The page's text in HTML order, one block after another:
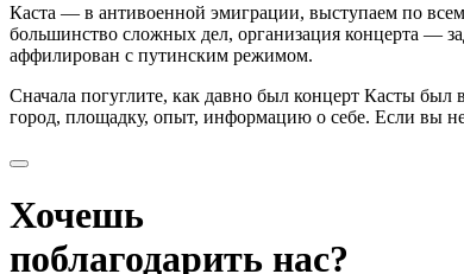
Каста — в антивоенной эмиграции, выступаем по
большинство сложных дел, организация концерта —
аффилирован с путинским режимом.
Сначала погуглите, как давно был концерт Касты
город, площадку, опыт, информацию о себе. Если вы не
Хочешь
поблагодарить нас?